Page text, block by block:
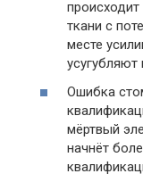
ткани с
месте
Ошибка
мёртвый
начнёт